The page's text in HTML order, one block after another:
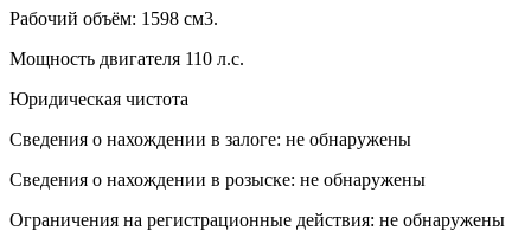
Рабочий объём: 1598 см3.
Мощность двигателя 110 л.с.
Юридическая чистота
Сведения о нахождении в залоге: не обнаружены
Сведения о нахождении в розыске: не обнаружены
Ограничения на регистрационные действия: не обнаружены